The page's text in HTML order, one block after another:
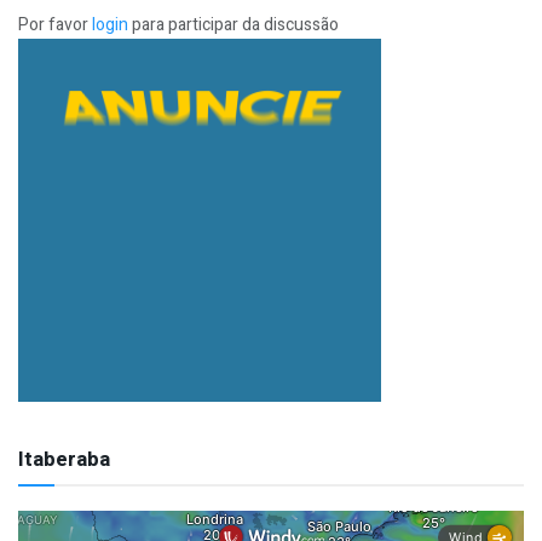
Por favorloginpara participar da discussão
Itaberaba